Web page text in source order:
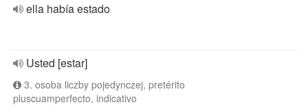
ella había estado
Usted [estar]
3. osoba liczby pojedynczej, pretérito
pluscuamperfecto, indicativo